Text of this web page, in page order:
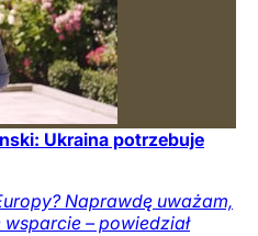
Ukraina potrzebuje
Naprawdę uważam,
– powiedział